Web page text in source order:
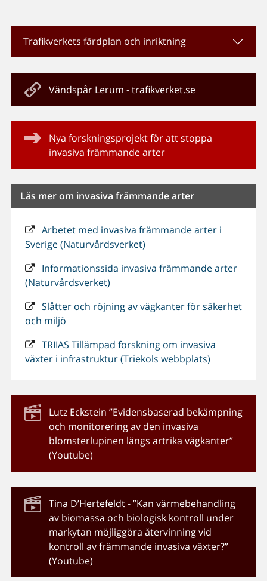
Trafikverkets färdplan och inriktning
Vändspår Lerum - trafikverket.se
Nya forskningsprojekt för att stoppa
invasiva främmande arter
Läs mer om invasiva främmande arter
Arbetet med invasiva främmande arter i
Sverige (Naturvårdsverket)
Informationssida invasiva främmande arter
(Naturvårdsverket)
Slåtter och röjning av vägkanter för säkerhet
och miljö
TRIIAS Tillämpad forskning om invasiva
växter i infrastruktur (Triekols webbplats)
Lutz Eckstein ”Evidensbaserad bekämpning
och monitorering av den invasiva
blomsterlupinen längs artrika vägkanter”
(Youtube)
Tina D’Hertefeldt - ”Kan värmebehandling
av biomassa och biologisk kontroll under
markytan möjliggöra återvinning vid
kontroll av främmande invasiva växter?”
(Youtube)